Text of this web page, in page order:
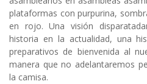
plataformas con purpurina,
en rojo. Una visión
historia en la actualidad, una
preparativos de bienvenida al
manera que no adelantaremos
la camisa.